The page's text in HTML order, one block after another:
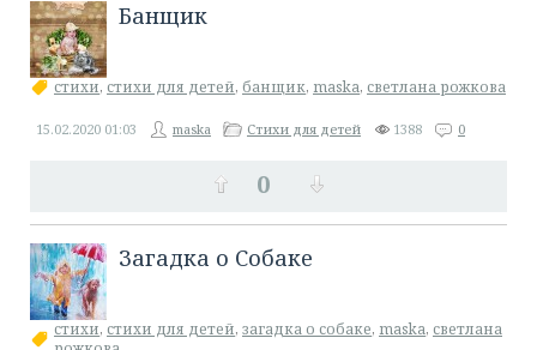
Банщик
стихи, стихи для детей, банщик, maska, светлана рожкова
0
15.02.2020 01:03 maska Стихи для детей 1388 0
Загадка о Собаке
стихи, стихи для детей, загадка о собаке, maska, светлана